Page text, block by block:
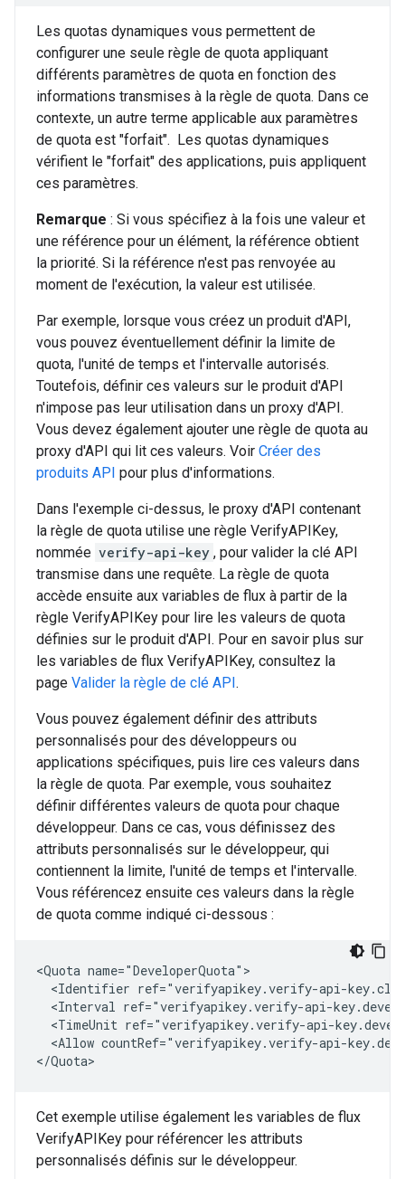
Les quotas dynamiques vous permettent de
configurer une seule règle de quota appliquant
différents paramètres de quota en fonction des
informations transmises à la règle de quota. Dans ce
contexte, un autre terme applicable aux paramètres
de quota est "forfait". Les quotas dynamiques
vérifient le "forfait" des applications, puis appliquent
ces paramètres.
Remarque : Si vous spécifiez à la fois une valeur et
une référence pour un élément, la référence obtient
la priorité. Si la référence n'est pas renvoyée au
moment de l'exécution, la valeur est utilisée.
Par exemple, lorsque vous créez un produit d'API,
vous pouvez éventuellement définir la limite de
quota, l'unité de temps et l'intervalle autorisés.
Toutefois, définir ces valeurs sur le produit d'API
n'impose pas leur utilisation dans un proxy d'API.
Vous devez également ajouter une règle de quota au
proxy d'API qui lit ces valeurs. Voir Créer des
produits API pour plus d'informations.
Dans l'exemple ci-dessus, le proxy d'API contenant
la règle de quota utilise une règle VerifyAPIKey,
nommée verify-api-key , pour valider la clé API
transmise dans une requête. La règle de quota
accède ensuite aux variables de flux à partir de la
règle VerifyAPIKey pour lire les valeurs de quota
définies sur le produit d'API. Pour en savoir plus sur
les variables de flux VerifyAPIKey, consultez la
page Valider la règle de clé API.
Vous pouvez également définir des attributs
personnalisés pour des développeurs ou
applications spécifiques, puis lire ces valeurs dans
la règle de quota. Par exemple, vous souhaitez
définir différentes valeurs de quota pour chaque
développeur. Dans ce cas, vous définissez des
attributs personnalisés sur le développeur, qui
contiennent la limite, l'unité de temps et l'intervalle.
Vous référencez ensuite ces valeurs dans la règle
de quota comme indiqué ci-dessous :
<Quota name="DeveloperQuota">
<Identifier ref="verifyapikey.verify-api-
<Interval ref="verifyapikey.verify-api-
<TimeUnit ref="verifyapikey.verify-api-
<Allow countRef="verifyapikey.verify-api-
</Quota>
Cet exemple utilise également les variables de flux
VerifyAPIKey pour référencer les attributs
personnalisés définis sur le développeur.